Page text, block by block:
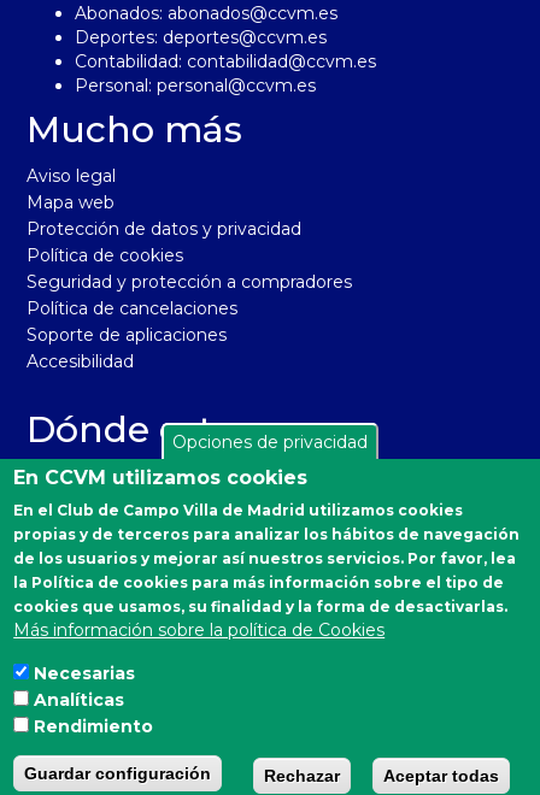
Abonados: abonados@ccvm.es
Deportes: deportes@ccvm.es
Contabilidad: contabilidad@ccvm.es
Personal:personal@ccvm.es
Mucho más
Aviso legal
Mapa web
Protección de datos y privacidad
Política de cookies
Seguridad y protección a compradores
Política de cancelaciones
Soporte de aplicaciones
Accesibilidad
Dónde estamos
El Real Club de Campo Villa de Madrid está situado en la
Moncloa-Aravaca.
Autobuses desde Moncloa: 160, 161 y A.
Emergencias Sanitarias
Estamos en las redes
Opciones de privacidad
En CCVM utilizamos cookies
En el Club de Campo Villa de Madrid utilizamos cookies
propias y de terceros para analizar los hábitos de navegación
de los usuarios y mejorar así nuestros servicios. Por favor, lea
la Política de cookies para más información sobre el tipo de
cookies que usamos, su finalidad y la forma de desactivarlas.
Más información sobre la política de Cookies
Necesarias
Analíticas
Rendimiento
Guardar configuración Rechazar Aceptar todas